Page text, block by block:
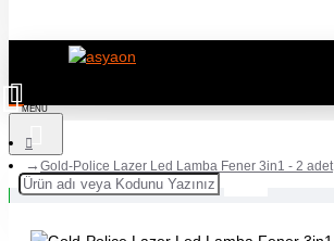
Gold-Police Lazer Led Lamba Fener 3in1 - 2 adet